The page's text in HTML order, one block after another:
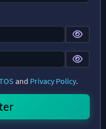
and Privacy Policy.